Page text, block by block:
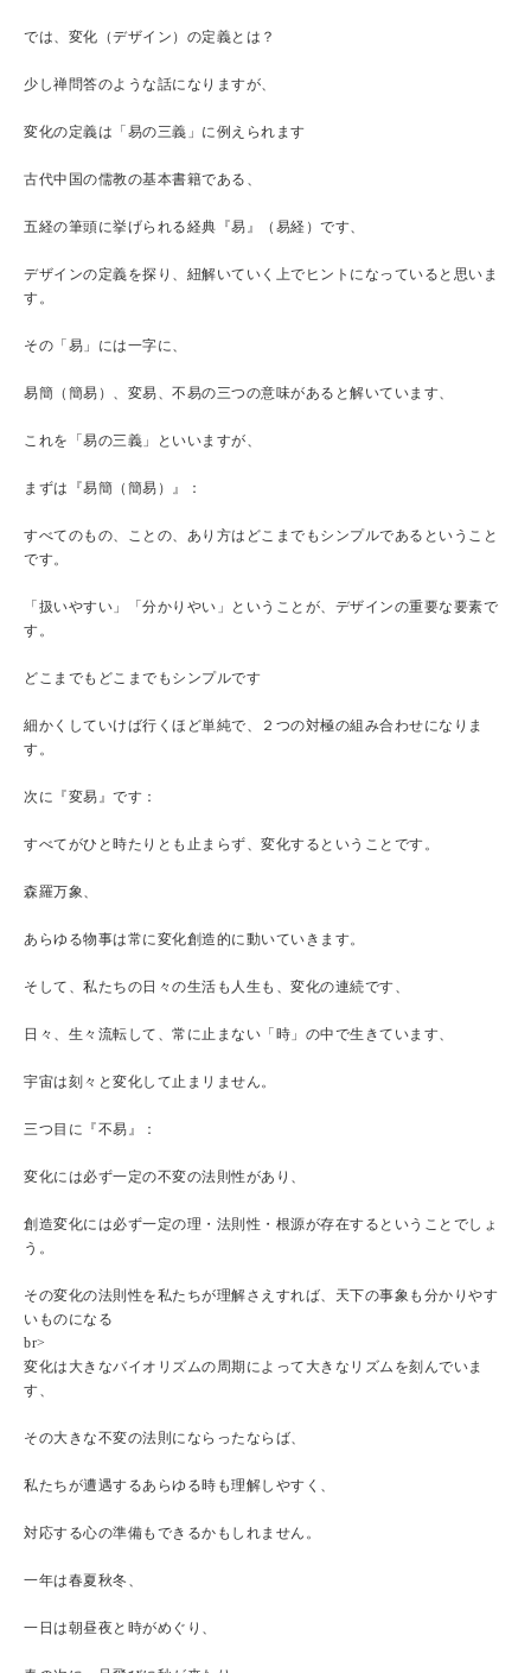
では、変化（デザイン）の定義とは？
少し禅問答のような話になりますが、
変化の定義は「易の三義」に例えられます
古代中国の儒教の基本書籍である、
五経の筆頭に挙げられる経典『易』（易経）です、
デザインの定義を探り、紐解いていく上でヒントになっていると思いま
す。
その「易」には一字に、
易簡（簡易）、変易、不易の三つの意味があると解いています、
これを「易の三義」といいますが、
まずは『易簡（簡易）』：
すべてのもの、ことの、あり方はどこまでもシンプルであるということ
です。
「扱いやすい」「分かりやい」ということが、デザインの重要な要素で
す。
どこまでもどこまでもシンプルです
細かくしていけば行くほど単純で、２つの対極の組み合わせになりま
す。
次に『変易』です：
すべてがひと時たりとも止まらず、変化するということです。
森羅万象、
あらゆる物事は常に変化創造的に動いていきます。
そして、私たちの日々の生活も人生も、変化の連続です、
日々、生々流転して、常に止まない「時」の中で生きています、
宇宙は刻々と変化して止まリません。
三つ目に『不易』：
変化には必ず一定の不変の法則性があり、
創造変化には必ず一定の理・法則性・根源が存在するということでしょ
う。
その変化の法則性を私たちが理解さえすれば、天下の事象も分かりやす
いものになる
br>
変化は大きなバイオリズムの周期によって大きなリズムを刻んでいま
す、
その大きな不変の法則にならったならば、
私たちが遭遇するあらゆる時も理解しやすく、
対応する心の準備もできるかもしれません。
一年は春夏秋冬、
一日は朝昼夜と時がめぐり、